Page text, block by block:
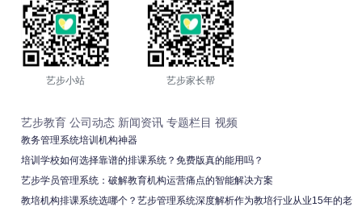
艺步小站 艺步家长帮
艺步教育 公司动态 新闻资讯 专题栏目 视频
教务管理系统培训机构神器
培训学校如何选择靠谱的排课系统？免费版真的能用吗？
艺步学员管理系统：破解教育机构运营痛点的智能解决方案
教培机构排课系统选哪个？艺步管理系统深度解析作为教培行业从业15年的老